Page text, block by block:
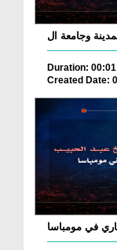
Duration:
Created Date:
في مومباسا